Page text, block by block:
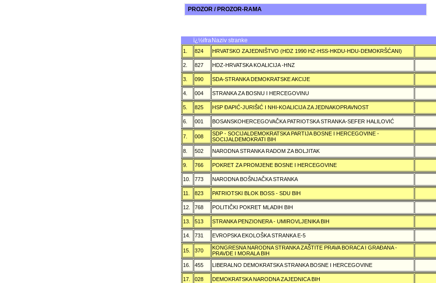
PROZOR / PROZOR-RAMA
ï¿½ifra Naziv stranke
1. 824 HRVATSKO ZAJEDNIŠTVO (HDZ 1990 HZ-HSS-HKDU-HDU-DEMOKRŠĆANI)
2. 827 HDZ-HRVATSKA KOALICIJA -HNZ
3. 090 SDA-STRANKA DEMOKRATSKE AKCIJE
4. 004 STRANKA ZA BOSNU I HERCEGOVINU
5. 825 HSP ÐAPIĆ-JURIŠIĆ I NHI-KOALICIJA ZA JEDNAKOPRAVNOST
6. 001 BOSANSKOHERCEGOVAČKA PATRIOTSKA STRANKA-SEFER HALILOVIĆ
7. 008
SDP - SOCIJALDEMOKRATSKA PARTIJA BOSNE I HERCEGOVINE -
SOCIJALDEMOKRATI BIH
8. 502 NARODNA STRANKA RADOM ZA BOLJITAK
9. 766 POKRET ZA PROMJENE BOSNE I HERCEGOVINE
10. 773 NARODNA BOŠNJAČKA STRANKA
11. 823 PATRIOTSKI BLOK BOSS - SDU BIH
12. 768 POLITIČKI POKRET MLADIH BIH
13. 513 STRANKA PENZIONERA - UMIROVLJENIKA BIH
14. 731 EVROPSKA EKOLOŠKA STRANKA E-5
15. 370
KONGRESNA NARODNA STRANKA ZAŠTITE PRAVA BORACA I GRAÐANA -
PRAVDE I MORALA BIH
16. 455 LIBERALNO DEMOKRATSKA STRANKA BOSNE I HERCEGOVINE
17. 028 DEMOKRATSKA NARODNA ZAJEDNICA BIH